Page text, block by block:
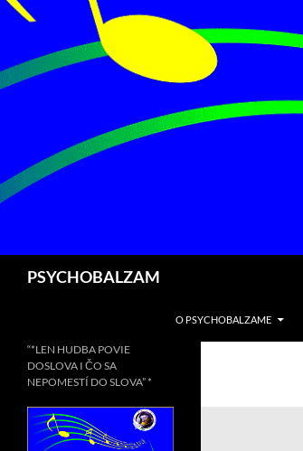
Preskočiť
PSYCHOBALZAM
O PSYCHOBALZAME
“*LEN HUDBA POVIE
DOSLOVA I ČO SA
NEPOMESTÍ DO SLOVA” *